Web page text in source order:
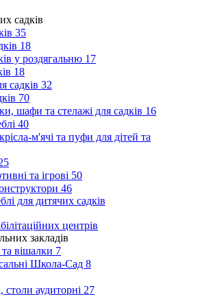
садків
35
18
у роздягальню 17
18
садків 32
70
шафи та стелажі для садків 16
40
м'ячі та пуфи для дітей та
та ігрові 50
46
для дитячих садків
центрів
закладів
вішалки 7
Школа-Сад 8
столи аудиторні 27